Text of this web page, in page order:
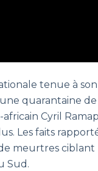
tenue à
quarantaine
Cyril
Les faits
meurtres ciblant
Sud.